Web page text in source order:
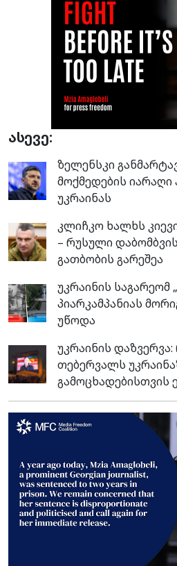
ასევე:
ზელენსკი
მოქმედების იარაღი
უკრაინას
კლიჩკო ხალხს
– რუსული
გათბობის გარეშეა
უკრაინის საგარეომ
პიარკამპანიას
უწოდა
უკრაინის
თებერვალს
გამოცხადებისთვის